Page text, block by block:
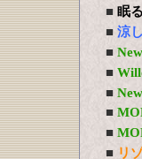
■ 眠
■ 涼
■
■
■
■
■
■ リ